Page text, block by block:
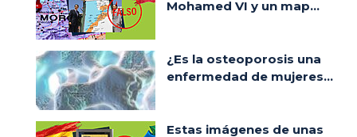
Mohamed VI y un map...
¿Es la osteoporosis una
enfermedad de mujeres...
Estas imágenes de unas